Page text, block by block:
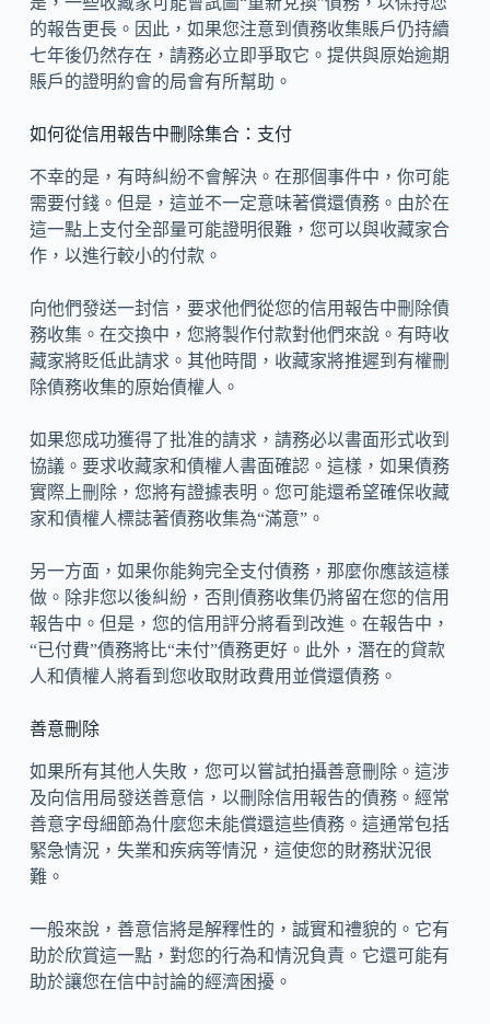
的報告更長。因此，如果您注意到債務收集賬戶仍持續
七年後仍然存在，請務必立即爭取它。提供與原始逾期
賬戶的證明約會的局會有所幫助。
如何從信用報告中刪除集合：支付
不幸的是，有時糾紛不會解決。在那個事件中，你可能
需要付錢。但是，這並不一定意味著償還債務。由於在
這一點上支付全部量可能證明很難，您可以與收藏家合
作，以進行較小的付款。
向他們發送一封信，要求他們從您的信用報告中刪除債
務收集。在交換中，您將製作付款對他們來說。有時收
藏家將貶低此請求。其他時間，收藏家將推遲到有權刪
除債務收集的原始債權人。
如果您成功獲得了批准的請求，請務必以書面形式收到
協議。要求收藏家和債權人書面確認。這樣，如果債務
實際上刪除，您將有證據表明。您可能還希望確保收藏
家和債權人標誌著債務收集為“滿意”。
另一方面，如果你能夠完全支付債務，那麼你應該這樣
做。除非您以後糾紛，否則債務收集仍將留在您的信用
報告中。但是，您的信用評分將看到改進。在報告中，
“已付費”債務將比“未付”債務更好。此外，潛在的貸款
人和債權人將看到您收取財政費用並償還債務。
善意刪除
如果所有其他人失敗，您可以嘗試拍攝善意刪除。這涉
及向信用局發送善意信，以刪除信用報告的債務。經常
善意字母細節為什麼您未能償還這些債務。這通常包括
緊急情況，失業和疾病等情況，這使您的財務狀況很
難。
一般來說，善意信將是解釋性的，誠實和禮貌的。它有
助於欣賞這一點，對您的行為和情況負責。它還可能有
助於讓您在信中討論的經濟困擾。